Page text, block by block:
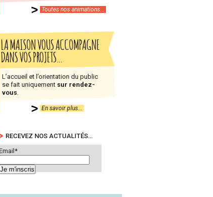
Toutes nos animations...
LA MAISON VOUS ACCOMPAGNE
DANS VOS PROJETS…
L’accueil et l’orientation du public
se fait uniquement sur rendez-
vous
En savoir plus...
RECEVEZ NOS ACTUALITÉS…